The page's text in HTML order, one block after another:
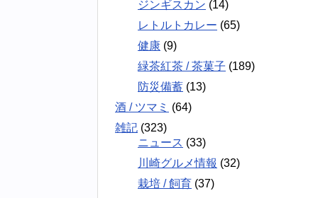
ジンギスカン (14)
レトルトカレー (65)
健康 (9)
緑茶紅茶 / 茶菓子 (189)
防災備蓄 (13)
酒 / ツマミ (64)
雑記 (323)
ニュース (33)
川崎グルメ情報 (32)
栽培 / 飼育 (37)